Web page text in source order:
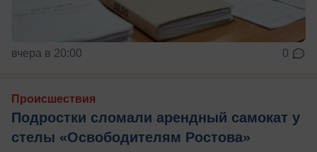
вчера в 20:00 0
Происшествия
Подростки сломали арендный самокат у
стелы «Освободителям Ростова»